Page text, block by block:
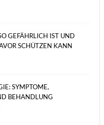
GEFÄHRLICH IST UND
SCHÜTZEN KANN
SYMPTOME,
BEHANDLUNG